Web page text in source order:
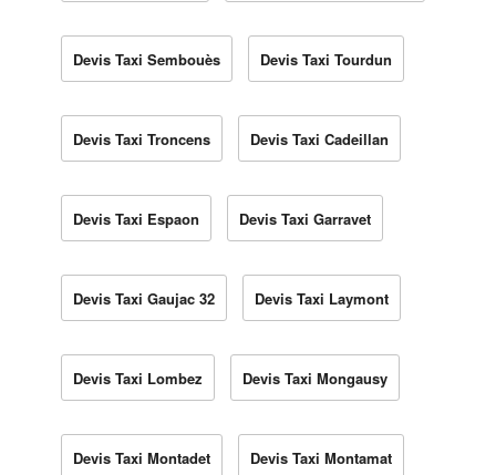
Devis Taxi Sembouès Devis Taxi Tourdun
Devis Taxi Troncens Devis Taxi Cadeillan
Devis Taxi Espaon Devis Taxi Garravet
Devis Taxi Gaujac 32 Devis Taxi Laymont
Devis Taxi Lombez Devis Taxi Mongausy
Devis Taxi Montadet Devis Taxi Montamat